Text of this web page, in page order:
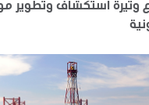
وتيرة استكشاف وتطوير